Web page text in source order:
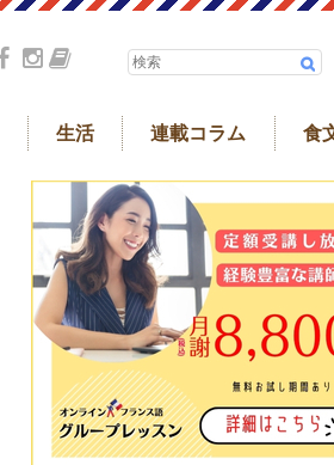
生活 連載コラム 食